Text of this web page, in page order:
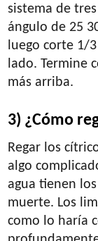
sistema de
ángulo de 25
luego corte 1/
lado. Termine
más arriba.
3) ¿Cómo
Regar los
algo
agua tienen
muerte. Los
como lo haría